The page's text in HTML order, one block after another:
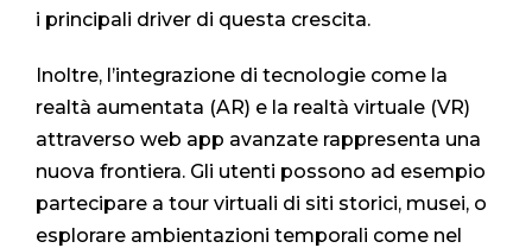
i principali driver di questa crescita.
Inoltre, l’integrazione di tecnologie come la
realtà aumentata (AR) e la realtà virtuale (VR)
attraverso web app avanzate rappresenta una
nuova frontiera. Gli utenti possono ad esempio
partecipare a tour virtuali di siti storici, musei, o
esplorare ambientazioni temporali come nel